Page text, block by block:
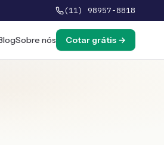
(11) 98957-8818
Sobre nós Cotar grátis →